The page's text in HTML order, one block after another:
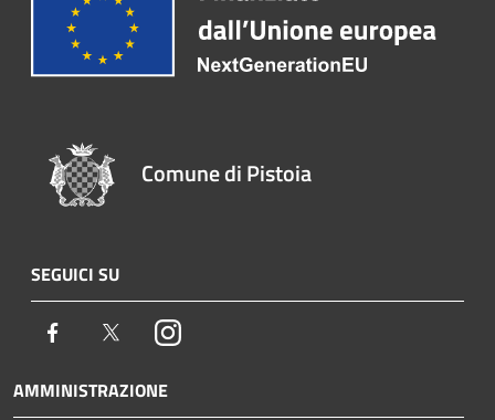
Comune di Pistoia
SEGUICI SU
Facebook TwitterInstagram
AMMINISTRAZIONE